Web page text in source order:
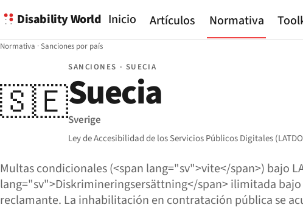
Disability World Inicio Artículos Normativa
Normativa ·Sanciones por país
🇸🇪
SANCIONES · SUECIA
Suecia
Sverige
Ley de Accesibilidad de los Servicios Públicos Digitales
Multas condicionales (<span lang="sv">vite</span>) bajo
lang="sv">Diskrimineringsersättning</span> ilimitada
reclamante. La inhabilitación en contratación pública se